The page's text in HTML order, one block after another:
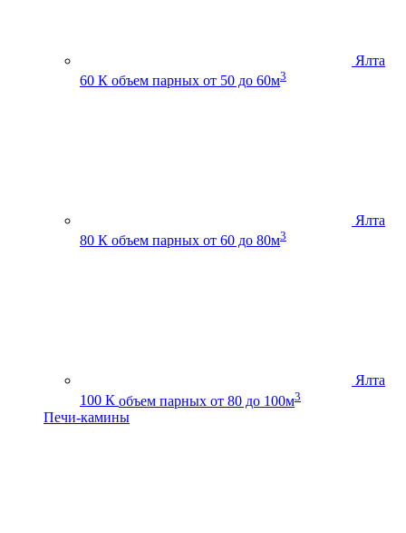
Ялта
60 К объем парных от 50 до 60м3
Ялта
80 К объем парных от 60 до 80м3
Ялта
100 К объем парных от 80 до 100м3
Печи-камины